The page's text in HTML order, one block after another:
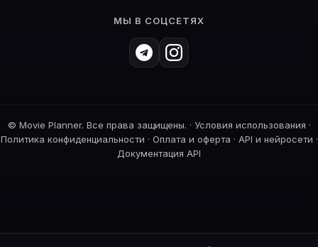
МЫ В СОЦСЕТЯХ
© Movie Planner. Все права защищены. · Условия использования ·
Политика конфиденциальности · Оплата и оферта · API и нейросети ·
Документация API